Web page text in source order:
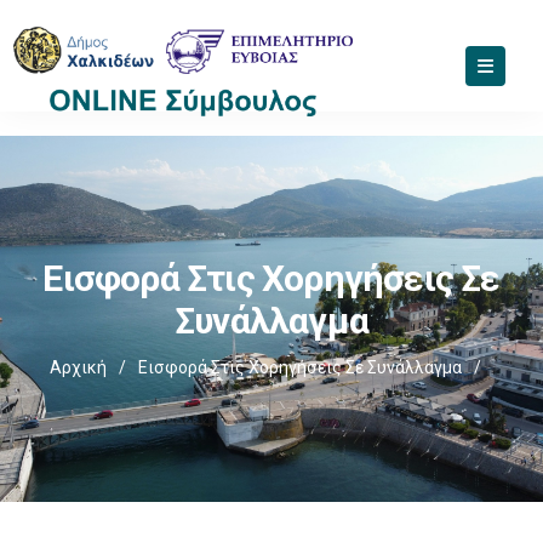
Εισφορά Στις Χορηγήσεις Σε
Συνάλλαγμα
Αρχική / Εισφορά Στις Χορηγήσεις Σε Συνάλλαγμα /